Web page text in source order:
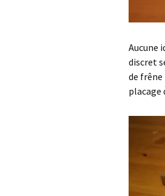
Aucune
discret
de
placage